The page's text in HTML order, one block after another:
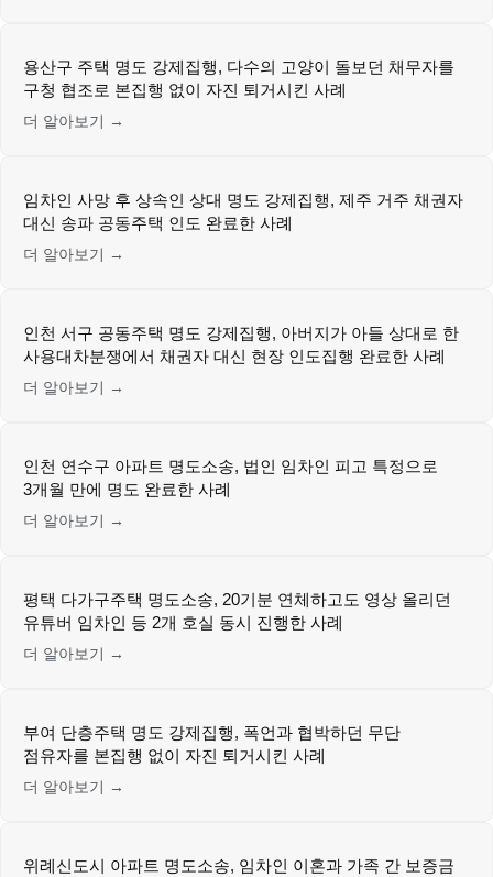
용산구 주택 명도 강제집행, 다수의 고양이 돌보던 채무자를
구청 협조로 본집행 없이 자진 퇴거시킨 사례
더 알아보기 →
임차인 사망 후 상속인 상대 명도 강제집행, 제주 거주 채권자
대신 송파 공동주택 인도 완료한 사례
더 알아보기 →
인천 서구 공동주택 명도 강제집행, 아버지가 아들 상대로 한
사용대차분쟁에서 채권자 대신 현장 인도집행 완료한 사례
더 알아보기 →
인천 연수구 아파트 명도소송, 법인 임차인 피고 특정으로
3개월 만에 명도 완료한 사례
더 알아보기 →
평택 다가구주택 명도소송, 20기분 연체하고도 영상 올리던
유튜버 임차인 등 2개 호실 동시 진행한 사례
더 알아보기 →
부여 단층주택 명도 강제집행, 폭언과 협박하던 무단
점유자를 본집행 없이 자진 퇴거시킨 사례
더 알아보기 →
위례신도시 아파트 명도소송, 임차인 이혼과 가족 간 보증금